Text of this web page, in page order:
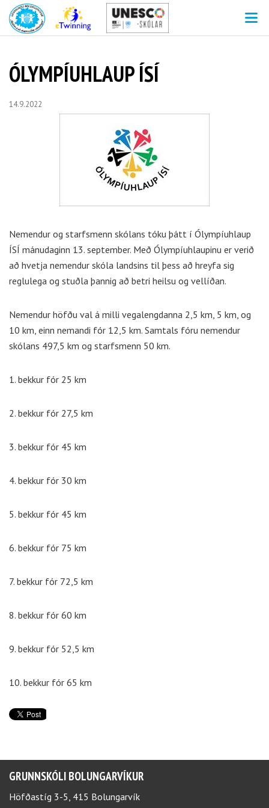
ÓLYMPÍUHLAUP ÍSÍ
14.9.2022
Nemendur og starfsmenn skólans tóku þátt í Ólympíuhlaup
ÍSÍ mánudaginn 13. september. Með Ólympíuhlaupinu er verið
að hvetja nemendur skóla landsins til þess að hreyfa sig
reglulega og stuðla þannig að betri heilsu og vellíðan.
Nemendur höfðu val á milli vegalengdanna 2,5 km, 5 km, og
10 km, einn nemandi fór 12,5 km. Samtals fóru nemendur
skólans 497,5 km og starfsmenn 50 km.
1. bekkur fór 25 km
2. bekkur fór 27,5 km
3. bekkur fór 45 km
4. bekkur fór 30 km
5. bekkur fór 45 km
6. bekkur fór 75 km
7. bekkur fór 72,5 km
8. bekkur fór 60 km
9. bekkur fór 52,5 km
10. bekkur fór 65 km
GRUNNSKÓLI BOLUNGARVÍKUR
Höfðastíg 3-5, 415 Bolungarvík